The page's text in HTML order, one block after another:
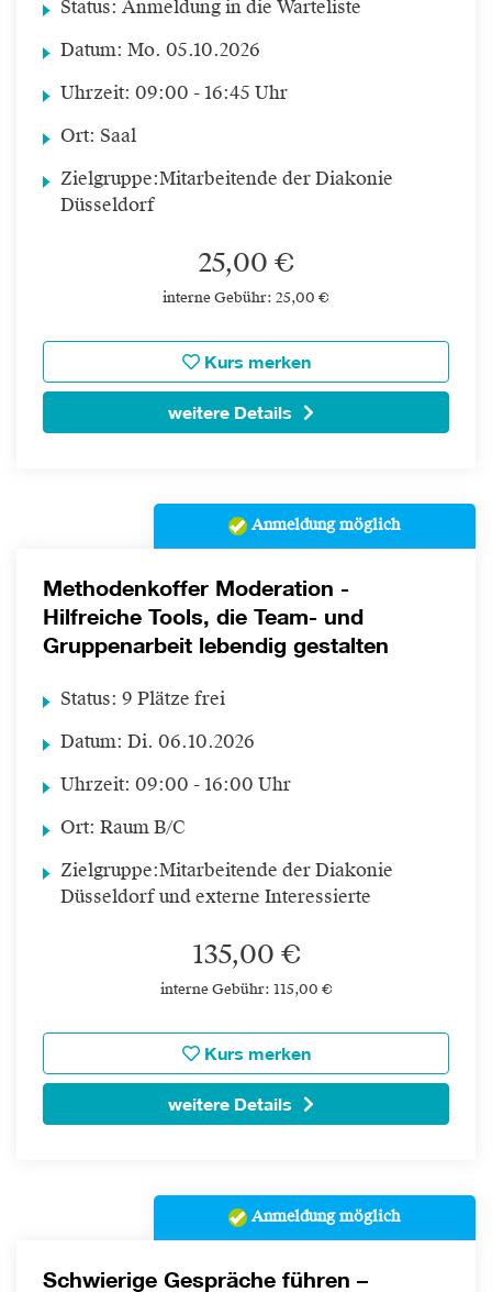
Status: Anmeldung in die Warteliste
Datum: Mo. 05.10.2026
Uhrzeit: 09:00 - 16:45 Uhr
Ort: Saal
Zielgruppe:Mitarbeitende der Diakonie
Düsseldorf
25,00 €
interne Gebühr: 25,00 €
Kurs merken
weitere Details
Anmeldung möglich
Methodenkoffer Moderation -
Hilfreiche Tools, die Team- und
Gruppenarbeit lebendig gestalten
Status: 9 Plätze frei
Datum: Di. 06.10.2026
Uhrzeit: 09:00 - 16:00 Uhr
Ort: Raum B/C
Zielgruppe:Mitarbeitende der Diakonie
Düsseldorf und externe Interessierte
135,00 €
interne Gebühr: 115,00 €
Kurs merken
weitere Details
Anmeldung möglich
Schwierige Gespräche führen –